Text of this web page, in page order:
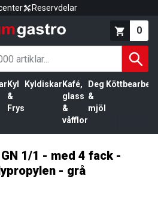
Reservdelar
0
Kyl
&
Frys
Kyldiskar Kafé,
glass
&
våfflor
Deg
&
mjöl
1/1 - med 4 fack -
- grå